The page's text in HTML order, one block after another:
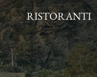
RISTORANTI